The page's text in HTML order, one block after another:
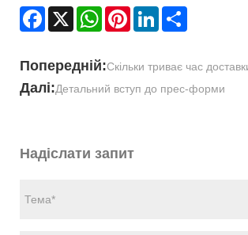
Facebook
X WhatsAppPinterestLinkedIn
Попередній:Скільки триває час
Далі:Детальний вступ до прес-форми
Надіслати запит